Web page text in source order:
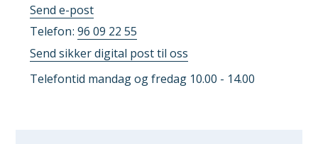
Send e-posttil
PPT
Administrasjon/sentralbord
Telefon 96 09 22 55
Send sikker digital post til oss
Telefontid mandag og fredag 10.00 - 14.00